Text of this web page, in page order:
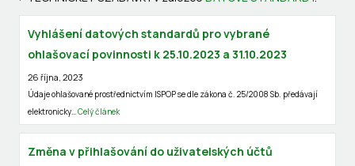
Vyhlášení datových standardů pro vybrané
ohlašovací povinnosti k 25.10.2023 a 31.10.2023
26 října, 2023
Údaje ohlašované prostřednictvím ISPOP se dle zákona č. 25/2008 Sb. předávají
elektronicky…Celý článek
Změna v přihlašování do uživatelských účtů